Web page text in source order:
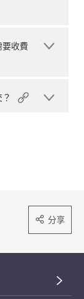
要收費
分享